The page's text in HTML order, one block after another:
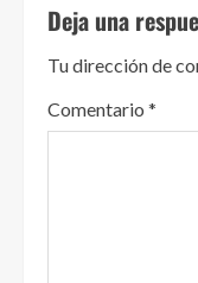
e
l
e
Deja una
Tu dirección de
Comentario *